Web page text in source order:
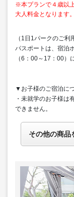
※本プランで４歳以
大人料金となります。
（1日1パークのご利
パスポートは、宿泊
（6：00～17：00）
▼お子様のご宿泊に
・未就学のお子様は
できません。
その他の商品